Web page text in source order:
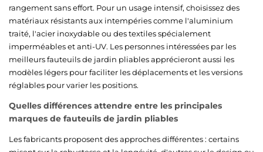
rangement sans effort. Pour un usage intensif, choisissez des
matériaux résistants aux intempéries comme l'aluminium
traité, l'acier inoxydable ou des textiles spécialement
imperméables et anti-UV. Les personnes intéressées par les
meilleurs fauteuils de jardin pliables apprécieront aussi les
modèles légers pour faciliter les déplacements et les versions
réglables pour varier les positions.
Quelles différences attendre entre les principales
marques de fauteuils de jardin pliables
Les fabricants proposent des approches différentes : certains